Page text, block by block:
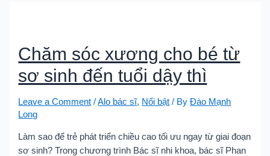
Chăm sóc xương cho bé từ
sơ sinh đến tuổi dậy thì
Leave a Comment /Alo bác sĩ, Nổi bật / ByĐào Mạnh
Long
Làm sao để trẻ phát triển chiều cao tối ưu ngay từ giai đoạn
sơ sinh? Trong chương trình Bác sĩ nhi khoa, bác sĩ Phan